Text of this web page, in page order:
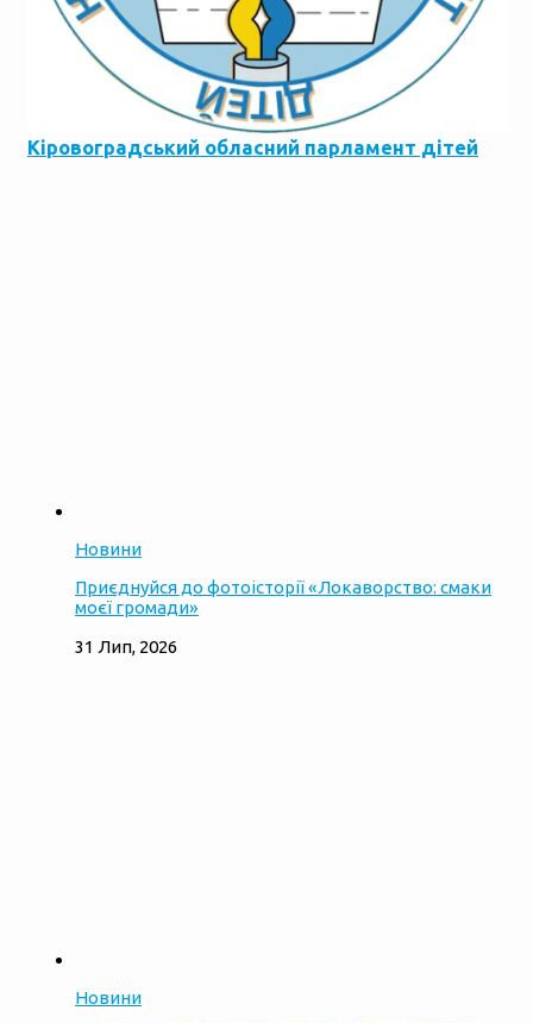
Кіровоградський обласний парламент дітей
Новини
Приєднуйся до фотоісторії «Локаворство: смаки
моєї громади»
31 Лип, 2026
Новини